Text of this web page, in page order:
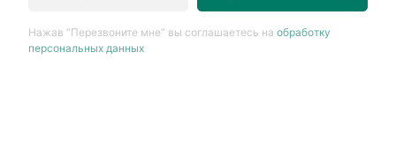
Нажав “Перезвоните мне” вы соглашаетесь наобработку
персональных данных